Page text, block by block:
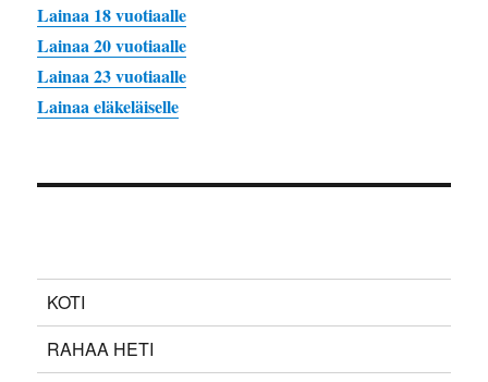
Lainaa 18 vuotiaalle
Lainaa 20 vuotiaalle
Lainaa 23 vuotiaalle
Lainaa eläkeläiselle
KOTI
RAHAA HETI